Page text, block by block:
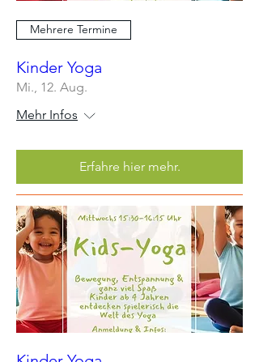
Mehrere Termine
Kinder Yoga
Mi., 12. Aug.
Mehr Infos
Erfahre hier mehr.